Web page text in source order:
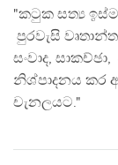
"කටුක සත්‍ය
පුරවැසි
සංවාද,
නිශ්පාදනය කර
චැනලයට."